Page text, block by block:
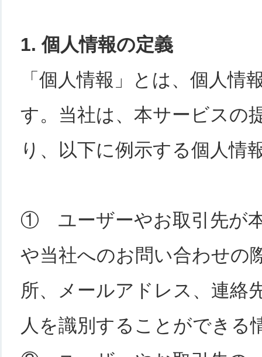
1. 個人情報の定義
「個人情報」とは、個人情
す。当社は、本サービスの
り、以下に例示する個人情
① ユーザーやお取引先が
や当社へのお問い合わせの
所、メールアドレス、連絡
人を識別することができる